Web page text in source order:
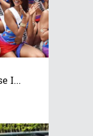
I...